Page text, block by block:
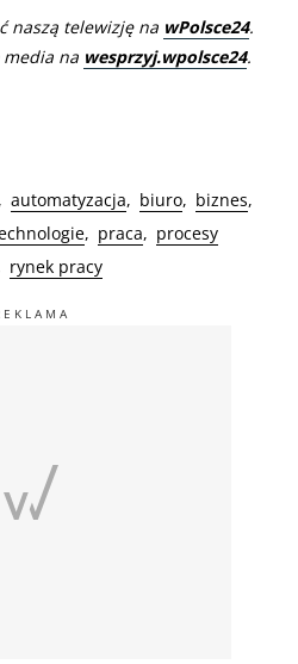
naszą telewizję na wPolsce24.
na wesprzyj.wpolsce24.
automatyzacja biuro
biznes
praca
procesy
rynek pracy